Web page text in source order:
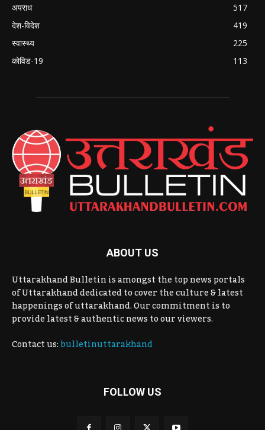
अपराध
517
देश-विदेश
419
स्वास्थ्य
225
कोविड-19
113
ABOUT US
Uttarakhand Bulletin is amongst the top news portals
of Uttarakhand dedicated to cover the culture & latest
happenings of uttarakhand. Our commitment is to
provide latest & authentic news to our viewers.
Contact us:bulletinuttarakhand
FOLLOW US